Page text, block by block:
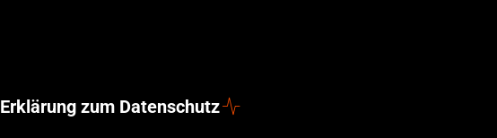
Erklärung zum Datenschutz